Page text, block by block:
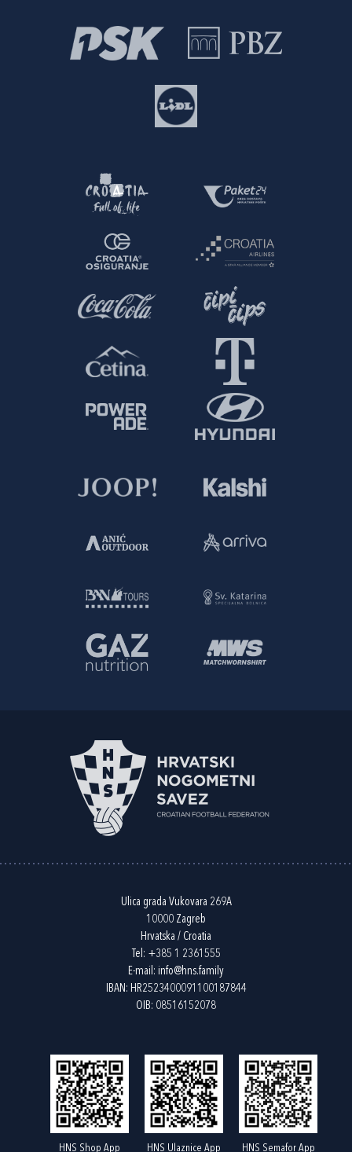
Ulica grada Vukovara 269A
10000 Zagreb
Hrvatska / Croatia
Tel: +385 1 2361555
E-mail: info@hns.family
IBAN: HR2523400091100187844
OIB: 08516152078
HNS Shop App HNS Ulaznice App HNS Semafor App